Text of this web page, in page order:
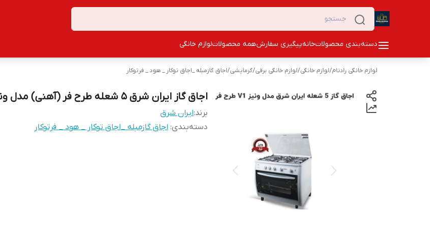
دسته‌بندی محصولاتخانهپیگیری سفارشهمه محصولاتلوازم خانگی
لوازم خانگی رادنام/لوازم خانگی/لوازم خانگی برقی/گرمایشی/اجاق گازمبله _اجاق توکار _ هود _ فرتوکار
اجاق گاز ایران شرق 5 شعله طرح فر (آهنی) مدل ونیزv1
برند:ایران شرق
دسته‌بندی: اجاق گازمبله _اجاق توکار _ هود _ فرتوکار